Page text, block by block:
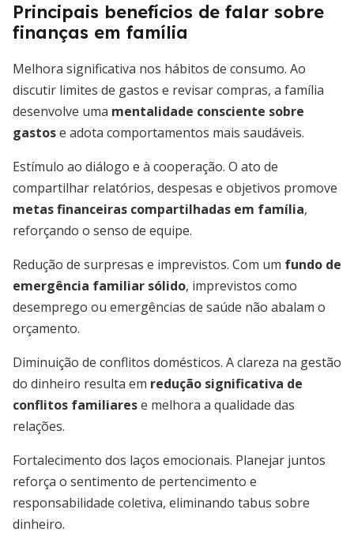
Principais benefícios de falar sobre
finanças em família
Melhora significativa nos hábitos de consumo. Ao
discutir limites de gastos e revisar compras, a família
desenvolve uma mentalidade consciente sobre
gastose adota comportamentos mais saudáveis.
Estímulo ao diálogo e à cooperação. O ato de
compartilhar relatórios, despesas e objetivos promove
metas financeiras compartilhadas em família,
reforçando o senso de equipe.
Redução de surpresas e imprevistos. Com um fundo de
emergência familiar sólido, imprevistos como
desemprego ou emergências de saúde não abalam o
orçamento.
Diminuição de conflitos domésticos. A clareza na gestão
do dinheiro resulta em redução significativa de
conflitos familiarese melhora a qualidade das
relações.
Fortalecimento dos laços emocionais. Planejar juntos
reforça o sentimento de pertencimento e
responsabilidade coletiva, eliminando tabus sobre
dinheiro.